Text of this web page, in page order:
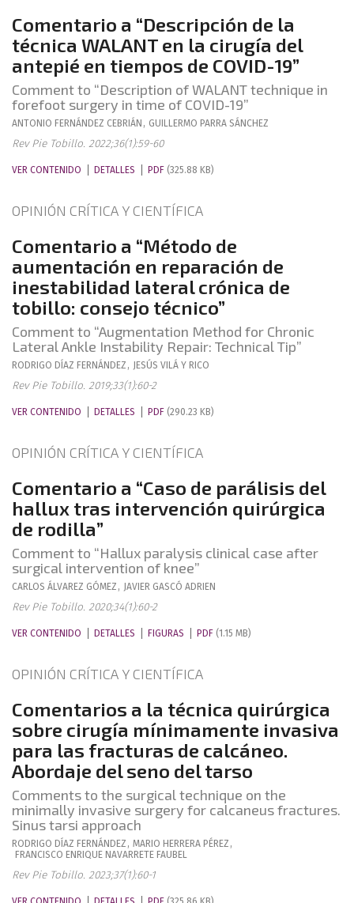
Comentario a “Descripción de la
técnica WALANT en la cirugía del
antepié en tiempos de COVID-19”
Comment to “Description of WALANT technique in
forefoot surgery in time of COVID-19”
ANTONIO FERNÁNDEZ CEBRIÁN , GUILLERMO PARRA SÁNCHEZ
Rev Pie Tobillo. 2022;36(1):59-60
VER CONTENIDO DETALLES PDF (325.88 KB)
OPINIÓN CRÍTICA Y CIENTÍFICA
Comentario a “Método de
aumentación en reparación de
inestabilidad lateral crónica de
tobillo: consejo técnico”
Comment to “Augmentation Method for Chronic
Lateral Ankle Instability Repair: Technical Tip”
RODRIGO DÍAZ FERNÁNDEZ , JESÚS VILÁ Y RICO
Rev Pie Tobillo. 2019;33(1):60-2
VER CONTENIDO DETALLES PDF (290.23 KB)
OPINIÓN CRÍTICA Y CIENTÍFICA
Comentario a “Caso de parálisis del
hallux tras intervención quirúrgica
de rodilla”
Comment to “Hallux paralysis clinical case after
surgical intervention of knee”
CARLOS ÁLVAREZ GÓMEZ , JAVIER GASCÓ ADRIEN
Rev Pie Tobillo. 2020;34(1):60-2
VER CONTENIDO DETALLES FIGURAS PDF (1.15 MB)
OPINIÓN CRÍTICA Y CIENTÍFICA
Comentarios a la técnica quirúrgica
sobre cirugía mínimamente invasiva
para las fracturas de calcáneo.
Abordaje del seno del tarso
Comments to the surgical technique on the
minimally invasive surgery for calcaneus fractures.
Sinus tarsi approach
RODRIGO DÍAZ FERNÁNDEZ , MARIO HERRERA PÉREZ ,
FRANCISCO ENRIQUE NAVARRETE FAUBEL
Rev Pie Tobillo. 2023;37(1):60-1